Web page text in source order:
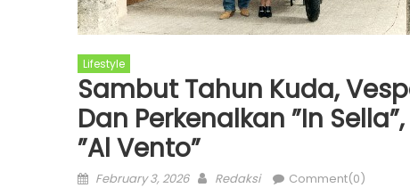
Lifestyle
Sambut Tahun Kuda,
Dan Perkenalkan ”In
”Al Vento”
Posted
February 3, 2026 Author
Redaksi Comment(0)